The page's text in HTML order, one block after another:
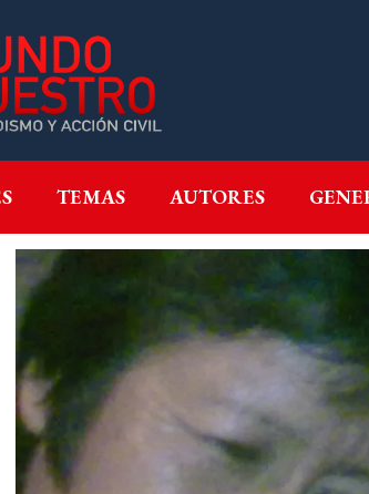
TEMAS AUTORES
INICIO SECCIONES